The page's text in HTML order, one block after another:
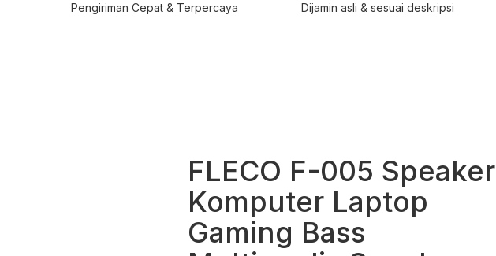
Pengiriman Cepat & Terpercaya Dijamin asli & sesuai deskripsi
FLECO F-005 Speaker
Komputer Laptop
Gaming Bass